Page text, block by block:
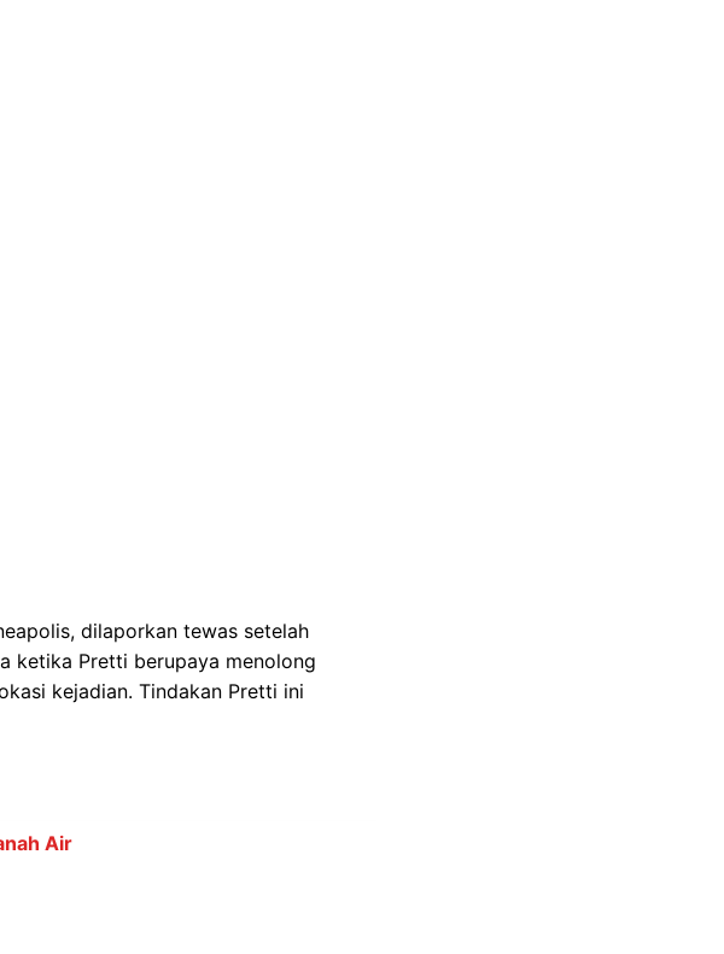
senjata tersebut.
Brian O’Hara. O’Hara mengungkapkan
hukum dan tidak memiliki catatan
ini menambah kompleksitas dan
menyatakan bahwa "seharusnya ia